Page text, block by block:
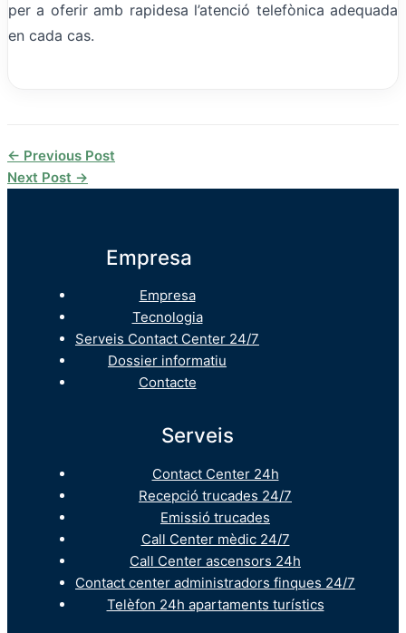
per a oferir amb rapidesa l’atenció telefònica adequada
en cada cas.
← Previous Post
Next Post →
Empresa
Empresa
Tecnologia
Serveis Contact Center 24/7
Dossier informatiu
Contacte
Serveis
Contact Center 24h
Recepció trucades 24/7
Emissió trucades
Call Center mèdic 24/7
Call Center ascensors 24h
Contact center administradors finques 24/7
Telèfon 24h apartaments turístics